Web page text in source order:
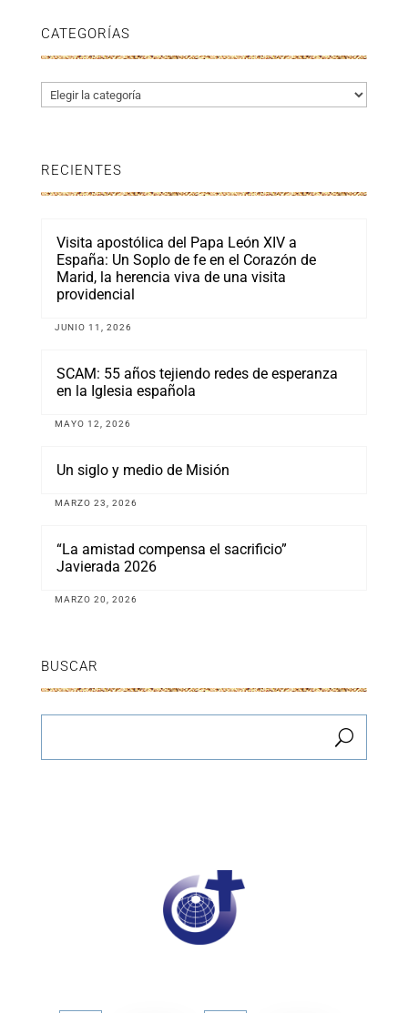
CATEGORÍAS
Categorías
RECIENTES
Visita apostólica del Papa León XIV a
España: Un Soplo de fe en el Corazón de
Marid, la herencia viva de una visita
providencial
JUNIO 11, 2026
SCAM: 55 años tejiendo redes de esperanza
en la Iglesia española
MAYO 12, 2026
Un siglo y medio de Misión
MARZO 23, 2026
“La amistad compensa el sacrificio”
Javierada 2026
MARZO 20, 2026
BUSCAR